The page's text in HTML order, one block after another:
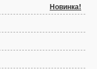
Новинка!